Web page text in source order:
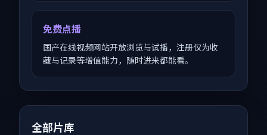
免费点播
国产在线视频网站开放浏览与试播，注册仅为收
藏与记录等增值能力，随时进来都能看。
全部片库